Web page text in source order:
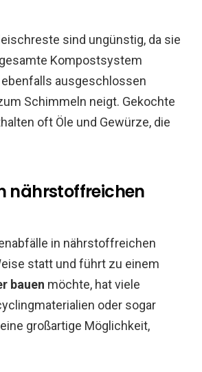
sind ungünstig, da sie
Kompostsystem
ausgeschlossen
Schimmeln neigt. Gekochte
oft Öle und Gewürze, die
nährstoffreichen
in nährstoffreichen
statt und führt zu einem
bauen möchte, hat viele
oder sogar
großartige Möglichkeit,